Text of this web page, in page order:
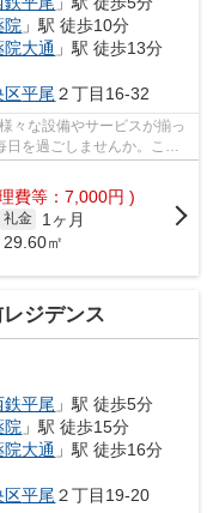
院 」駅 徒歩10分
院大通 」駅 徒歩13分
区平尾 ２丁目16-32
々な設備やサービスが揃っ
日を過ごしませんか。こち
費等：7,000円 )
礼金
1ヶ月
㎡
ジデンス
鉄平尾 」駅 徒歩5分
院 」駅 徒歩15分
院大通 」駅 徒歩16分
区平尾 ２丁目19-20